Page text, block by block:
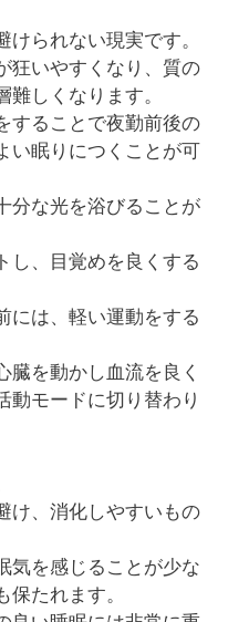
られない現実です。
狂いやすくなり、質の
しくなります。
することで夜勤前後の
い眠りにつくことが可
分な光を浴びることが
し、目覚めを良くする
には、軽い運動をする
臓を動かし血流を良く
動モードに切り替わり
け、消化しやすいもの
気を感じることが少な
保たれます。